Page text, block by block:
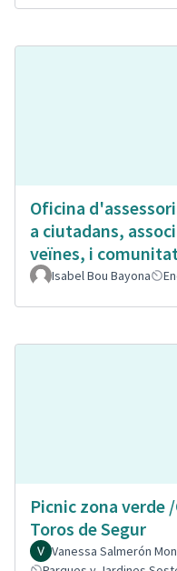
Oficina
a ciutadans,
veïnes, i
Isabel Bou Bayona
Picnic zona verde
Toros de Segur
Vanessa Salmerón